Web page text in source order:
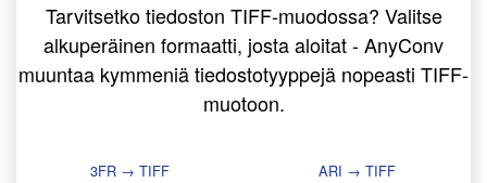
Tarvitsetko tiedoston TIFF-muodossa? Valitse
alkuperäinen formaatti, josta aloitat - AnyConv
muuntaa kymmeniä tiedostotyyppejä nopeasti TIFF-
muotoon.
3FR → TIFF
ARI → TIFF